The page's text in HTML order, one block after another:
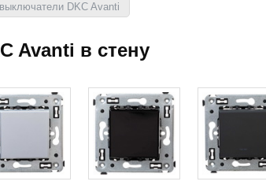
DKC Avanti
Avanti в стену